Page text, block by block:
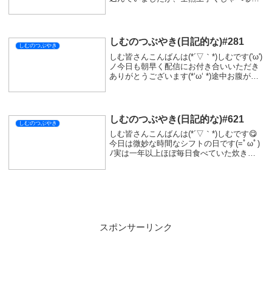
しむのつぶやき しむのつぶやき(日記的な)#281
しむ皆さんこんばんは(*´▽｀*)しむです('ω')
ノ今日も朝早く配信にお付き合いいただき
ありがとうございます(*‘ω‘ *)途中お腹が減
しむのつぶやき しむのつぶやき(日記的な)#621
しむ皆さんこんばんは(*´▽｀*)しむです😋
今日は微妙な時間なシフトの日です(=ﾟωﾟ)
ﾉ実は一年以上ほぼ毎日食べていた炊き込
スポンサーリンク